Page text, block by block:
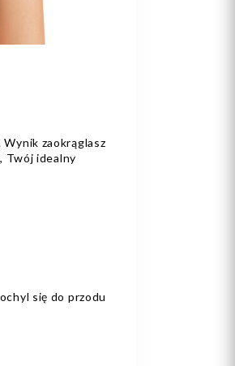
zaokrąglasz
Twój idealny
się do przodu